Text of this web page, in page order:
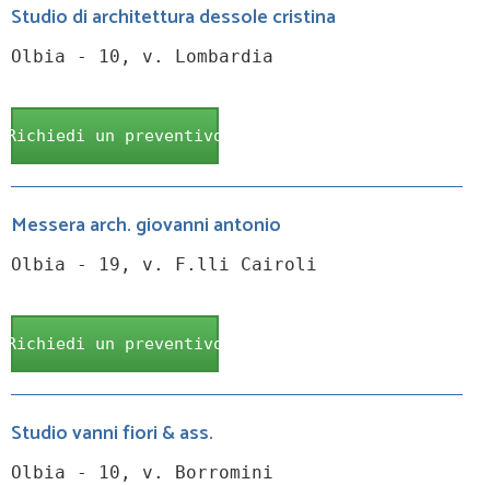
Studio di architettura dessole cristina
Olbia - 10, v. Lombardia
Richiedi un preventivo
Messera arch. giovanni antonio
Olbia - 19, v. F.lli Cairoli
Richiedi un preventivo
Studio vanni fiori & ass.
Olbia - 10, v. Borromini